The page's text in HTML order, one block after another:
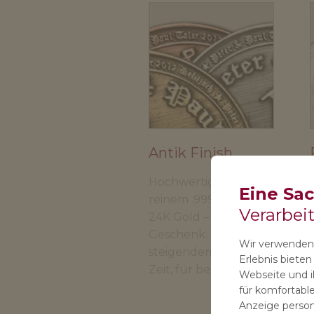
Antik Finish
reinem .999 Feinsilber und
24K Gold – das wertvollste
steigendem Wert über die
Zeit, für besondere Anlässe.
Eine
Wir
Erlebnis
Webseite und
für
Anzeige